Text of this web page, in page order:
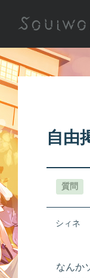
自由
質問
シィネ
なんか